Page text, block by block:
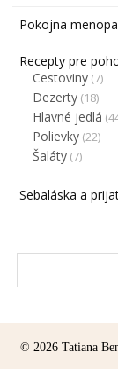
Pokojna
Recepty pre
Cestoviny (7)
Dezerty (18)
Hlavné jedlá
Polievky (22)
Šaláty (7)
Sebaláska a
© 2026 Tatiana